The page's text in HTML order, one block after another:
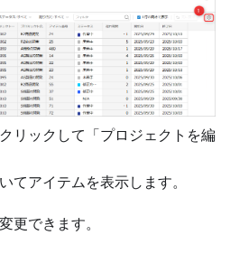
リックして「プロジェクトを編
てアイテムを表示します。
更できます。